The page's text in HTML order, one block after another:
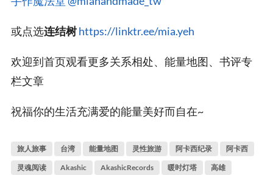
或点选连结树https://linktr.ee/mia.yeh
欢迎到首页观看更多关系相处、能量地图、书评专
栏文章
祝福你的生活充满爱的能量美好而自在~
旅人旅事 台湾 能量地图 灵性旅游 阿卡西纪录 阿卡西
灵魂阅读 Akashic AkashicRecords 暖时灯塔 高雄